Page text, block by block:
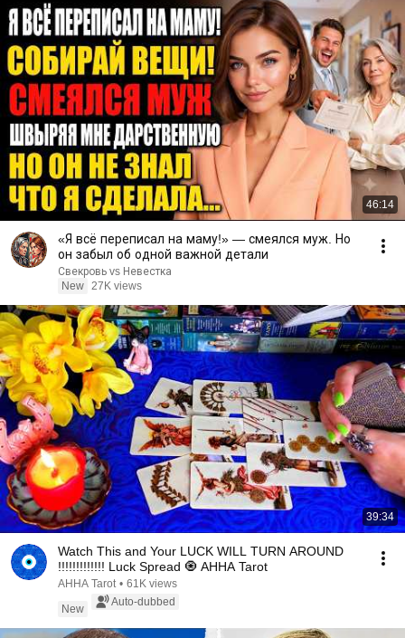
46:14
«Я всё переписал на маму!» — смеялся муж. Но
он забыл об одной важной детали
Свекровь vs Невестка
New 27K views
39:34
Watch This and Your LUCK WILL TURN AROUND
!!!!!!!!!!!!! Luck Spread 🧿 AHHA Tarot
AHHA Tarot • 61K views
New
Auto-dubbed